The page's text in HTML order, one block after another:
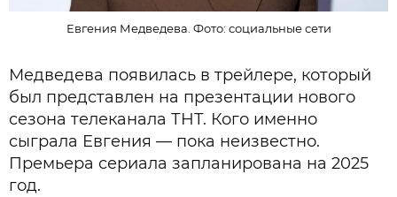
Евгения Медведева. Фото: социальные сети
Медведева появилась в трейлере, который
был представлен на презентации нового
сезона телеканала ТНТ. Кого именно
сыграла Евгения — пока неизвестно.
Премьера сериала запланирована на 2025
год.